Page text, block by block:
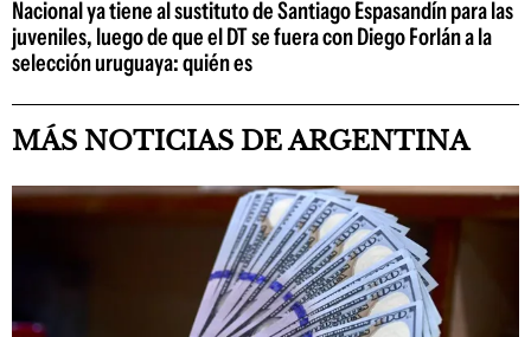
Nacional ya tiene al sustituto de Santiago Espasandín para las
juveniles, luego de que el DT se fuera con Diego Forlán a la
selección uruguaya: quién es
MÁS NOTICIAS DE ARGENTINA